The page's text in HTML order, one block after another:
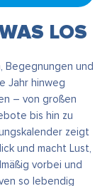
LOS
Begegnungen und
Jahr hinweg
– von großen
bis hin zu
zeigt
und macht Lust,
vorbei und
so lebendig